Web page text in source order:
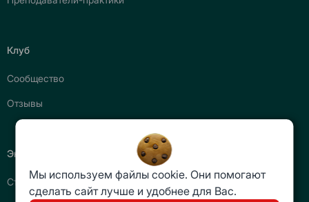
Клуб
Сообщество
Отзывы
Экспертиза и статьи
Статьи
Мы используем файлы cookie. Они помогают
сделать сайт лучше и удобнее для Вас.